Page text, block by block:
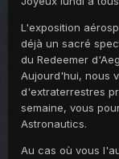
L'exposition
déjà un sacré
du Redeemer
Aujourd'hui, nous
d'extraterrestres
semaine, vous
Astronautics.
Au cas où vous